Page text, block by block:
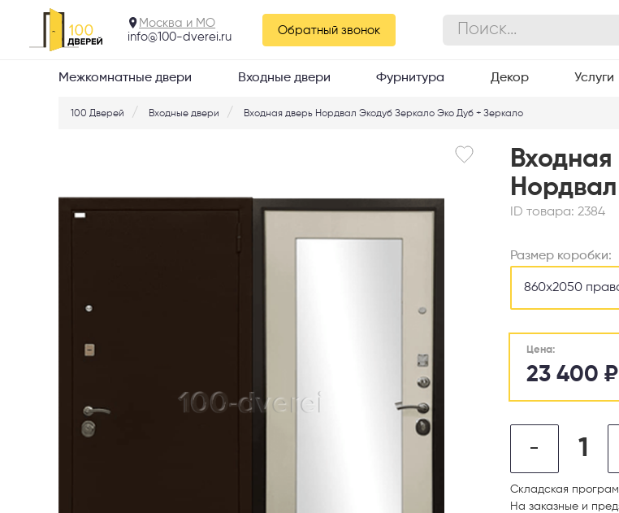
Москва и МО
info@100-dverei.ru
Обратный звонок
Межкомнатные двери Входные двери Фурнитура Декор Услуги
100 Дверей Входные двери Входная дверь Нордвал Экодуб Зеркало Эко Дуб + Зеркало
ID товара: 2384
Размер коробки:
860х2050
Цена:
23 400 ₽
-
Складская
На заказные и